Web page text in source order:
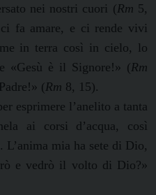
nei nostri cuori (Rm 5,
fa amare, e ci rende vivi
in terra così in cielo, lo
«Gesù è il Signore!» ( Rm
Padre!» ( Rm 8, 15).
esprimere l’anelito a tanta
ai corsi d’acqua, così
L’anima mia ha sete di Dio,
e vedrò il volto di Dio?»